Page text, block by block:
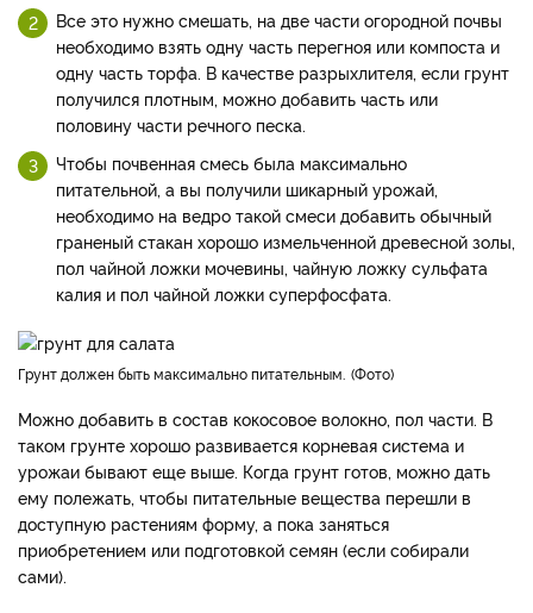
Все это нужно смешать, на две части огородной почвы
необходимо взять одну часть перегноя или компоста и
одну часть торфа. В качестве разрыхлителя, если грунт
получился плотным, можно добавить часть или
половину части речного песка.
Чтобы почвенная смесь была максимально
питательной, а вы получили шикарный урожай,
необходимо на ведро такой смеси добавить обычный
граненый стакан хорошо измельченной древесной золы,
пол чайной ложки мочевины, чайную ложку сульфата
калия и пол чайной ложки суперфосфата.
Грунт должен быть максимально питательным. Фото
Можно добавить в состав кокосовое волокно, пол части. В
таком грунте хорошо развивается корневая система и
урожаи бывают еще выше. Когда грунт готов, можно дать
ему полежать, чтобы питательные вещества перешли в
доступную растениям форму, а пока заняться
приобретением или подготовкой семян (если собирали
сами).